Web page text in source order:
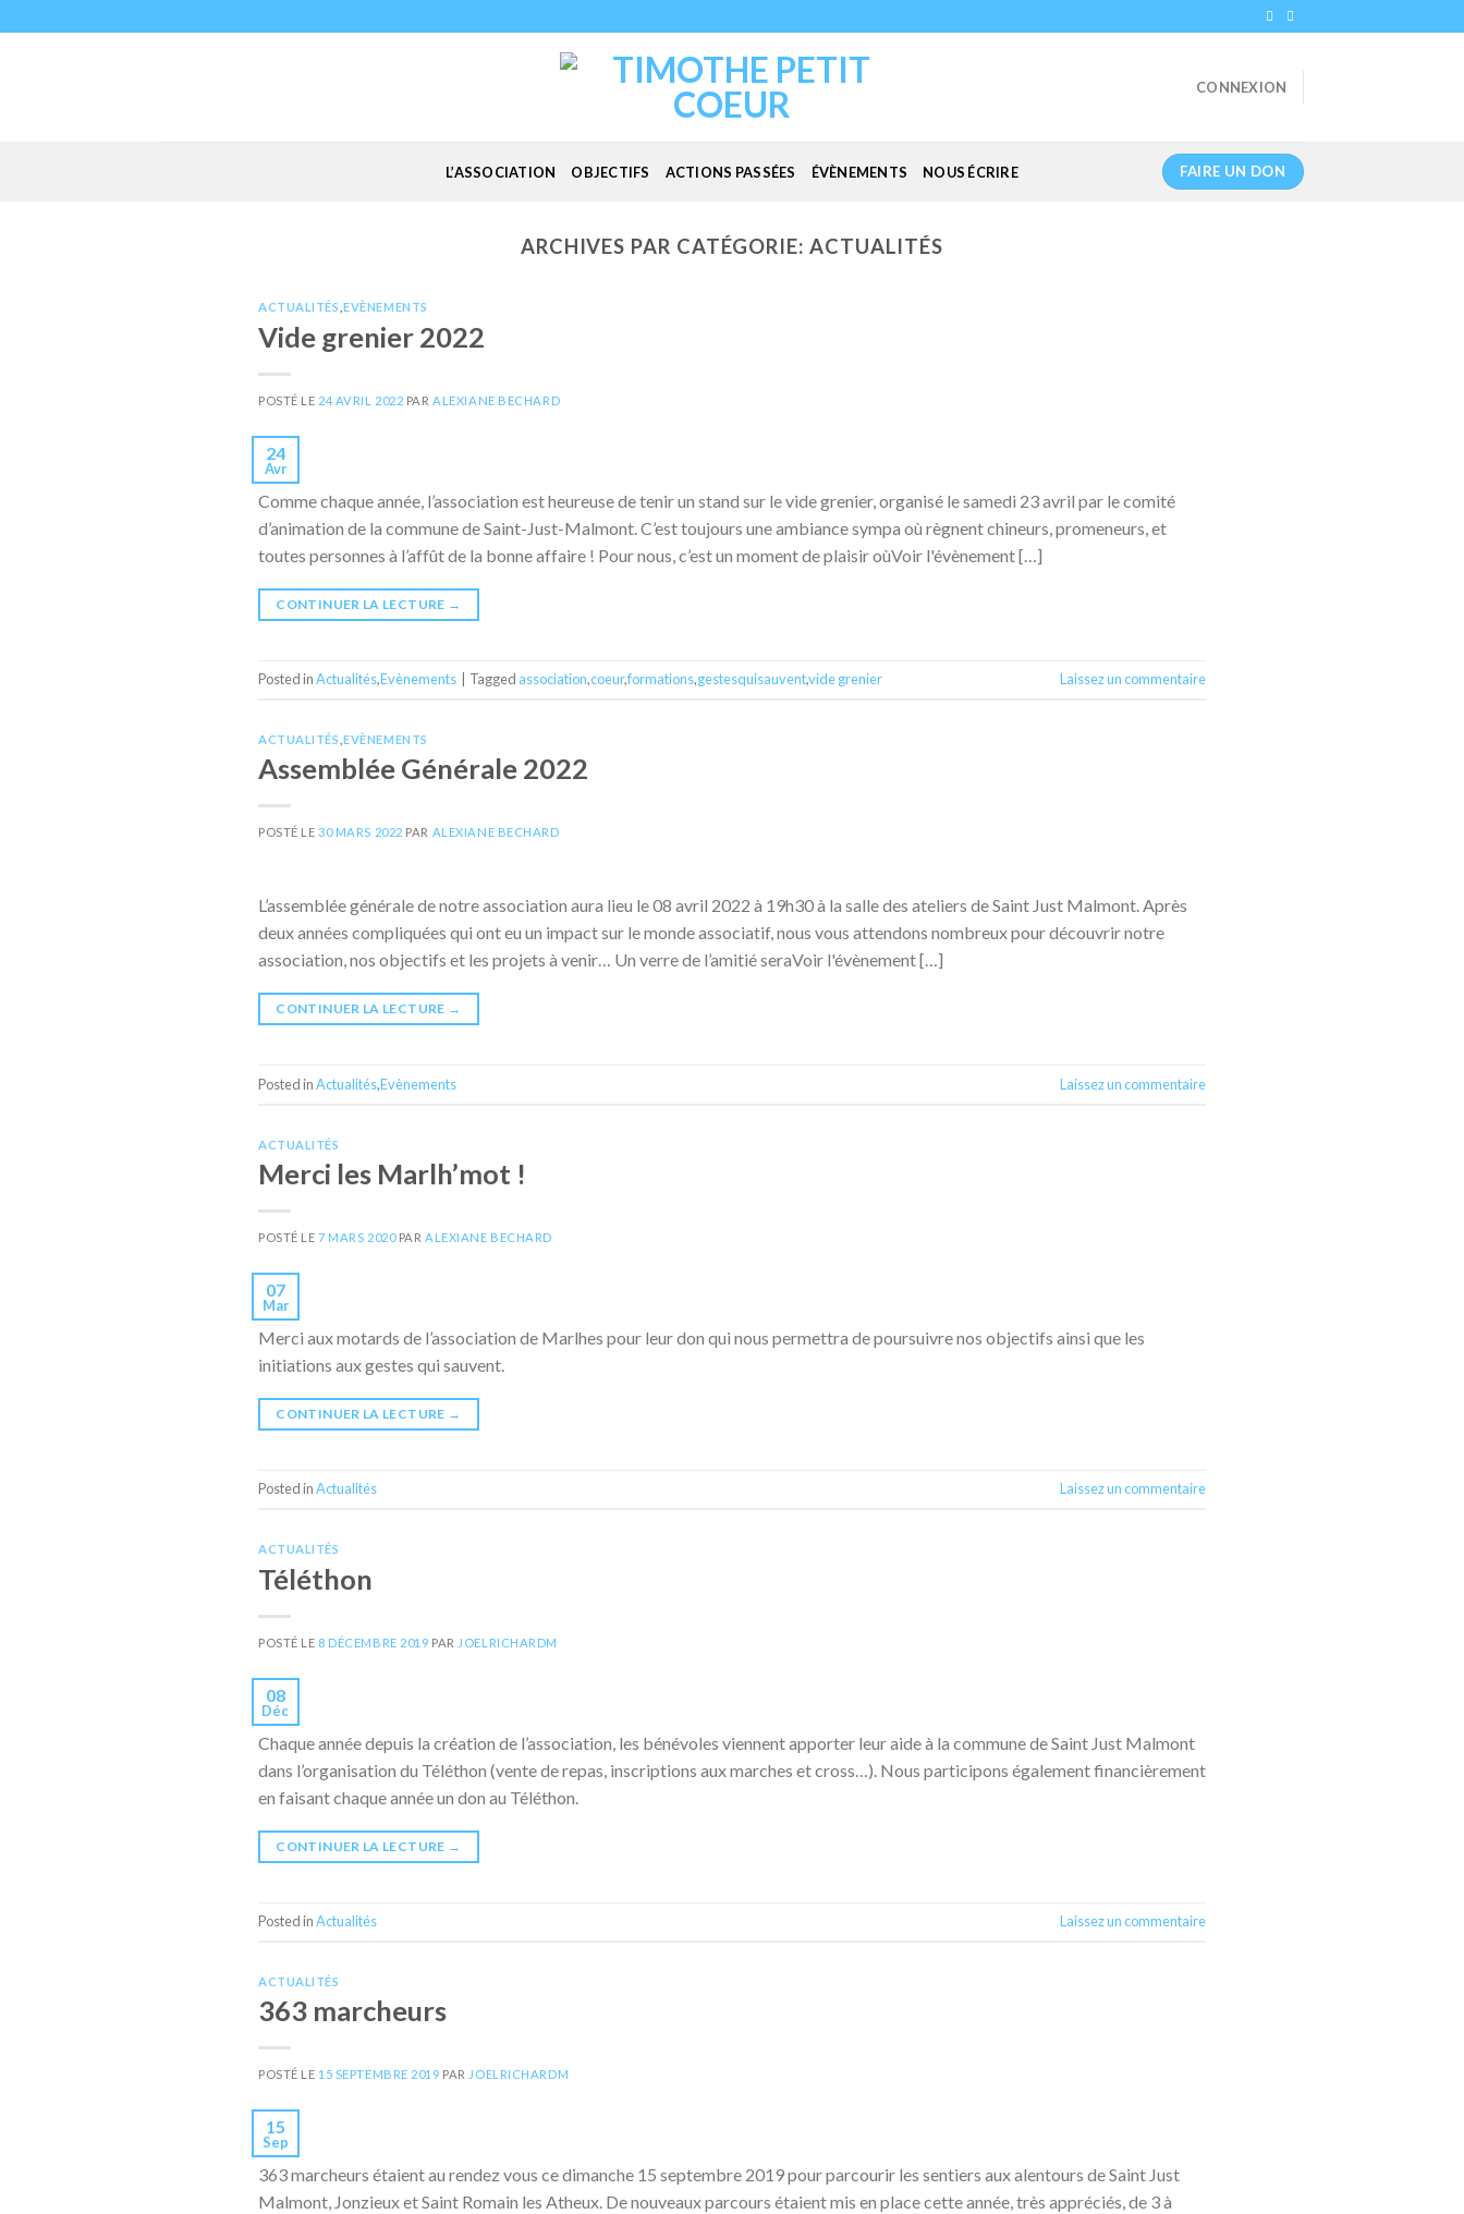
to
CONNEXION
L’ASSOCIATION OBJECTIFS ACTIONS PASSÉES ÉVÈNEMENTS NOUS ÉCRIRE FAIRE UN DON
ARCHIVES PAR CATÉGORIE: ACTUALITÉS
ACTUALITÉS ,EVÈNEMENTS
Vide grenier 2022
POSTÉ LE 24 AVRIL 2022 PARALEXIANE BECHARD
24
Avr
Comme chaque année, l’association est heureuse de tenir un stand sur le vide grenier, organisé le samedi 23 avril par le comité
d’animation de la commune de Saint-Just-Malmont. C’est toujours une ambiance sympa où règnent chineurs, promeneurs, et
toutes personnes à l’affût de la bonne affaire ! Pour nous, c’est un moment de plaisir oùVoir l'évènement […]
CONTINUER LA LECTURE →
Posted inActualités,Evènements Tagged association,coeur,formations,gestesquisauvent,vide grenier Laissez un commentaire
ACTUALITÉS ,EVÈNEMENTS
Assemblée Générale 2022
POSTÉ LE30 MARS 2022 PAR ALEXIANE BECHARD
L’assemblée générale de notre association aura lieu le 08 avril 2022 à 19h30 à la salle des ateliers de Saint Just Malmont. Après
deux années compliquées qui ont eu un impact sur le monde associatif, nous vous attendons nombreux pour découvrir notre
association, nos objectifs et les projets à venir… Un verre de l’amitié seraVoir l'évènement […]
CONTINUER LA LECTURE →
Posted inActualités,Evènements Laissez un commentaire
ACTUALITÉS
Merci les Marlh’mot !
POSTÉ LE7 MARS 2020PARALEXIANE BECHARD
07
Mar
Merci aux motards de l’association de Marlhes pour leur don qui nous permettra de poursuivre nos objectifs ainsi que les
initiations aux gestes qui sauvent.
CONTINUER LA LECTURE →
Posted inActualités Laissez un commentaire
ACTUALITÉS
Téléthon
POSTÉ LE 8 DÉCEMBRE 2019 PAR JOELRICHARDM
08
Déc
Chaque année depuis la création de l’association, les bénévoles viennent apporter leur aide à la commune de Saint Just Malmont
dans l’organisation du Téléthon (vente de repas, inscriptions aux marches et cross…). Nous participons également financièrement
en faisant chaque année un don au Téléthon.
CONTINUER LA LECTURE →
Posted inActualités Laissez un commentaire
ACTUALITÉS
363 marcheurs
POSTÉ LE 15 SEPTEMBRE 2019 PAR JOELRICHARDM
15
Sep
363 marcheurs étaient au rendez vous ce dimanche 15 septembre 2019 pour parcourir les sentiers aux alentours de Saint Just
Malmont, Jonzieux et Saint Romain les Atheux. De nouveaux parcours étaient mis en place cette année, très appréciés, de 3 à